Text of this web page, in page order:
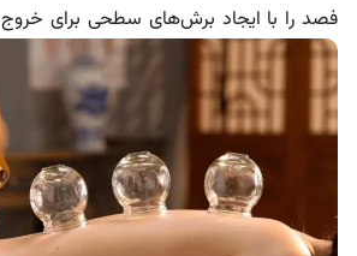
فصد را با ایجاد برش‌های سطحی برای